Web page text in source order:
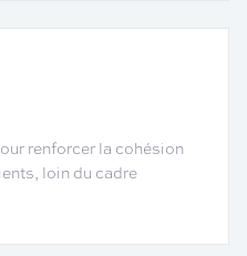
renforcer la cohésion
loin du cadre